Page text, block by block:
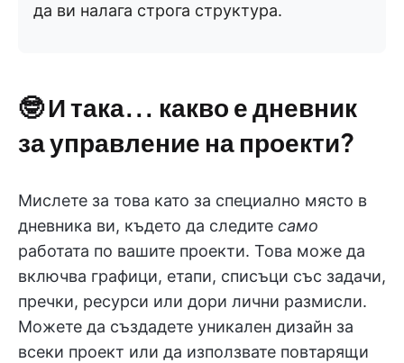
да ви налага строга структура.
🤓И така... какво е дневник
за управление на проекти?
Мислете за това като за специално място в
дневника ви, където да следите само
работата по вашите проекти. Това може да
включва графици, етапи, списъци със задачи,
пречки, ресурси или дори лични размисли.
Можете да създадете уникален дизайн за
всеки проект или да използвате повтарящи